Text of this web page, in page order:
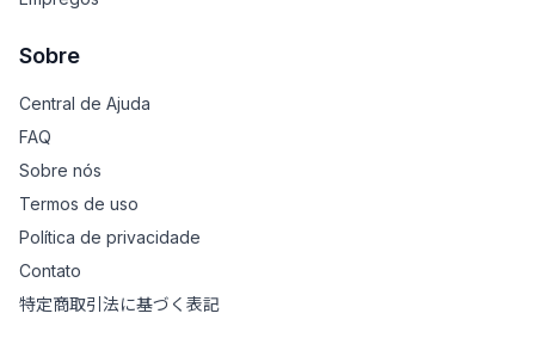
Sobre
Central de Ajuda
FAQ
Sobre nós
Termos de uso
Política de privacidade
Contato
特定商取引法に基づく表記